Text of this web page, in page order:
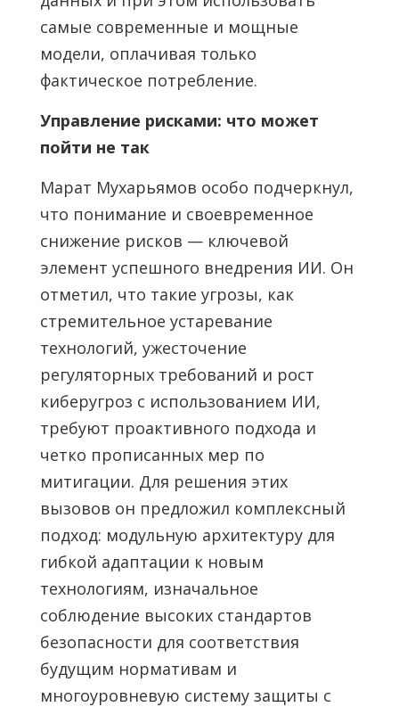
самые современные и мощные
модели, оплачивая только
фактическое потребление.
Управление рисками: что может
пойти не так
Марат Мухарьямов особо подчеркнул,
что понимание и своевременное
снижение рисков — ключевой
элемент успешного внедрения ИИ. Он
отметил, что такие угрозы, как
стремительное устаревание
технологий, ужесточение
регуляторных требований и рост
киберугроз с использованием ИИ,
требуют проактивного подхода и
четко прописанных мер по
митигации. Для решения этих
вызовов он предложил комплексный
подход: модульную архитектуру для
гибкой адаптации к новым
технологиям, изначальное
соблюдение высоких стандартов
безопасности для соответствия
будущим нормативам и
многоуровневую систему защиты с